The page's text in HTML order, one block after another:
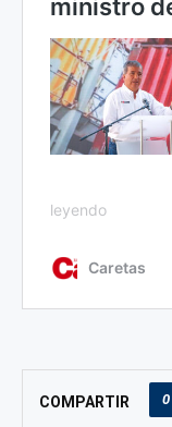
COMPARTIR 0